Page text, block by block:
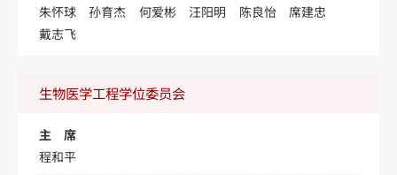
朱怀球
孙育杰 何爱彬 汪阳明 陈良怡
席建忠
戴志飞
生物医学工程学位委员会
主 席
程和平